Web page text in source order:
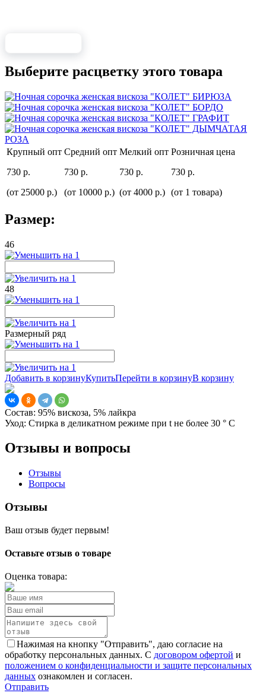
Выберите расцветку этого товара
Крупный опт
730 р.
(от 25000 р.)
Средний опт
730 р.
(от 10000 р.)
Мелкий опт
730 р.
(от 4000 р.)
Розничная цена
730 р.
(от 1 товара)
Размер:
46
48
Размерный ряд
Добавить в корзинуКупитьПерейти в корзинуВ корзину
Состав: 95% вискоза, 5% лайкра
Уход: Стирка в деликатном режиме при t не более 30 ° С
Отзывы и вопросы
Отзывы
Вопросы
Отзывы
Ваш отзыв будет первым!
Оставьте отзыв о товаре
Оценка товара:
Нажимая на кнопку "Отправить", даю согласие на
обработку персональных данных. С договором офертой и
положением о конфиденциальности и защите персональных
данных ознакомлен и согласен.
Отправить